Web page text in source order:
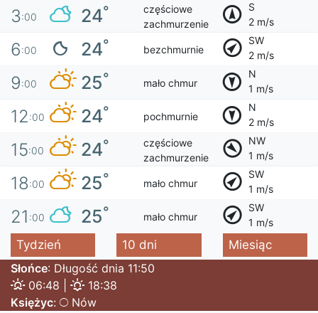
3:00 24°
częściowe
zachmurzenie
S
2 m/s
6:00 24° bezchmurnie
SW
2 m/s
9:00 25° mało chmur
N
1 m/s
12:00 24° pochmurnie
N
2 m/s
15:00 24°
częściowe
zachmurzenie
NW
1 m/s
18:00 25° mało chmur
SW
1 m/s
21 :00 25° mało chmur
SW
1 m/s
Tydzień 10 dni
Miesiąc
Słońce: Długość dnia 11:50
06:48 |
18:38
Księżyc: Nów